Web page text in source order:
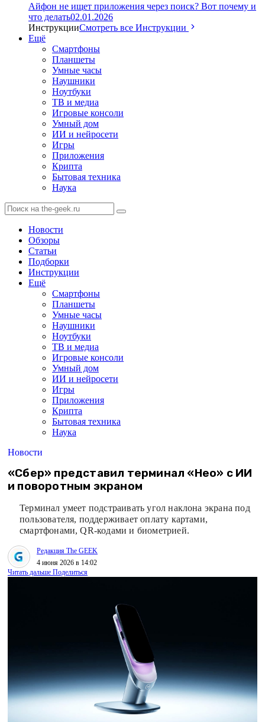
Айфон не ищет приложения через поиск? Вот почему и
что делать02.01.2026
ИнструкцииСмотреть все Инструкции
Ещё
Смартфоны
Планшеты
Умные часы
Наушники
Ноутбуки
ТВ и медиа
Игровые консоли
Умный дом
ИИ и нейросети
Игры
Приложения
Крипта
Бытовая техника
Наука
Новости
Обзоры
Статьи
Подборки
Инструкции
Ещё
Смартфоны
Планшеты
Умные часы
Наушники
Ноутбуки
ТВ и медиа
Игровые консоли
Умный дом
ИИ и нейросети
Игры
Приложения
Крипта
Бытовая техника
Наука
Новости
«Сбер» представил терминал «Нео» с ИИ
и поворотным экраном
Терминал умеет подстраивать угол наклона экрана под
пользователя, поддерживает оплату картами,
смартфонами, QR-кодами и биометрией.
Редакция The GEEK
4 июня 2026 в 14:02
Читать дальше Поделиться